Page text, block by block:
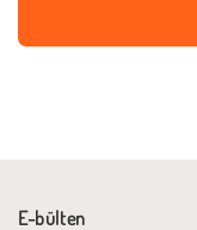
E-bülten